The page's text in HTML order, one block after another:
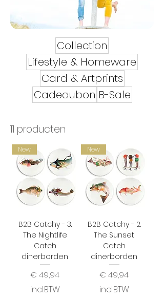
Collection
Lifestyle & Homeware
Card & Artprints
Cadeaubon B-Sale
11 producten
New
B2B Catchy - 3.
The Nightlife
Catch
dinerborden
Prijs
€ 49,94
incl.BTW
New
B2B Catchy - 2.
The Sunset
Catch
dinerborden
Prijs
€ 49,94
incl.BTW